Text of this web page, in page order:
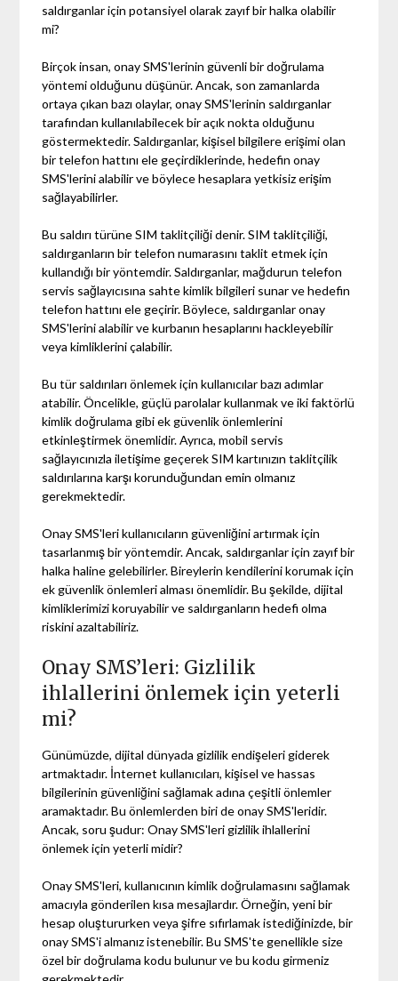
saldırganlar için potansiyel olarak zayıf bir halka olabilir
mi?
Birçok insan, onay SMS'lerinin güvenli bir doğrulama
yöntemi olduğunu düşünür. Ancak, son zamanlarda
ortaya çıkan bazı olaylar, onay SMS'lerinin saldırganlar
tarafından kullanılabilecek bir açık nokta olduğunu
göstermektedir. Saldırganlar, kişisel bilgilere erişimi olan
bir telefon hattını ele geçirdiklerinde, hedefin onay
SMS'lerini alabilir ve böylece hesaplara yetkisiz erişim
sağlayabilirler.
Bu saldırı türüne SIM taklitçiliği denir. SIM taklitçiliği,
saldırganların bir telefon numarasını taklit etmek için
kullandığı bir yöntemdir. Saldırganlar, mağdurun telefon
servis sağlayıcısına sahte kimlik bilgileri sunar ve hedefin
telefon hattını ele geçirir. Böylece, saldırganlar onay
SMS'lerini alabilir ve kurbanın hesaplarını hackleyebilir
veya kimliklerini çalabilir.
Bu tür saldırıları önlemek için kullanıcılar bazı adımlar
atabilir. Öncelikle, güçlü parolalar kullanmak ve iki faktörlü
kimlik doğrulama gibi ek güvenlik önlemlerini
etkinleştirmek önemlidir. Ayrıca, mobil servis
sağlayıcınızla iletişime geçerek SIM kartınızın taklitçilik
saldırılarına karşı korunduğundan emin olmanız
gerekmektedir.
Onay SMS'leri kullanıcıların güvenliğini artırmak için
tasarlanmış bir yöntemdir. Ancak, saldırganlar için zayıf bir
halka haline gelebilirler. Bireylerin kendilerini korumak için
ek güvenlik önlemleri alması önemlidir. Bu şekilde, dijital
kimliklerimizi koruyabilir ve saldırganların hedefi olma
riskini azaltabiliriz.
Onay SMS’leri: Gizlilik
ihlallerini önlemek için yeterli
mi?
Günümüzde, dijital dünyada gizlilik endişeleri giderek
artmaktadır. İnternet kullanıcıları, kişisel ve hassas
bilgilerinin güvenliğini sağlamak adına çeşitli önlemler
aramaktadır. Bu önlemlerden biri de onay SMS'leridir.
Ancak, soru şudur: Onay SMS'leri gizlilik ihlallerini
önlemek için yeterli midir?
Onay SMS'leri, kullanıcının kimlik doğrulamasını sağlamak
amacıyla gönderilen kısa mesajlardır. Örneğin, yeni bir
hesap oluştururken veya şifre sıfırlamak istediğinizde, bir
onay SMS'i almanız istenebilir. Bu SMS'te genellikle size
özel bir doğrulama kodu bulunur ve bu kodu girmeniz